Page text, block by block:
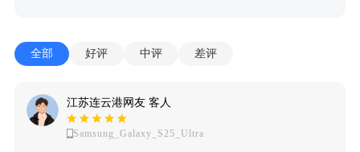
全部 好评 中评 差评
江苏连云港网友 客人
Samsung_Galaxy_S25_Ultra